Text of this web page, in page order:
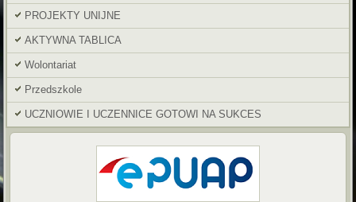
PROJEKTY UNIJNE
AKTYWNA TABLICA
Wolontariat
Przedszkole
UCZNIOWIE I UCZENNICE GOTOWI NA SUKCES